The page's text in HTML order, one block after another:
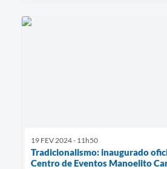
19 FEV 2024 - 11h50
Tradicionalismo: inaugurado
Centro de Eventos Manoelito